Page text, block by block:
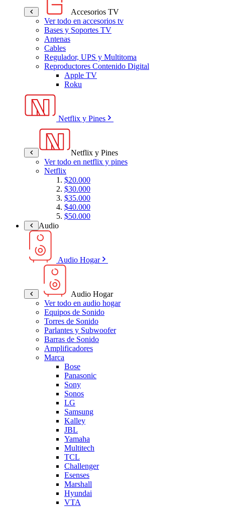
Accesorios TV
Ver todo en accesorios tv
Bases y Soportes TV
Antenas
Cables
Regulador, UPS y Multitoma
Reproductores Contenido Digital
Apple TV
Roku
Netflix y Pines
Netflix y Pines
Ver todo en netflix y pines
Netflix
$20.000
$30.000
$35.000
$40.000
$50.000
Audio
Audio Hogar
Audio Hogar
Ver todo en audio hogar
Equipos de Sonido
Torres de Sonido
Parlantes y Subwoofer
Barras de Sonido
Amplificadores
Marca
Bose
Panasonic
Sony
Sonos
LG
Samsung
Kalley
JBL
Yamaha
Multitech
TCL
Challenger
Esenses
Marshall
Hyundai
VTA